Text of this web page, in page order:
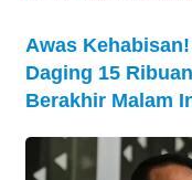
Awas
Daging 15
Berakhir Malam